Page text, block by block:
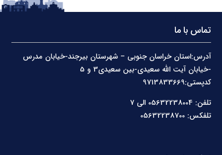
تماس با ما
آدرس:استان خراسان جنوبی – شهرستان بیرجند-خیابان مدرس
کدپستی:9713833669
تلفن: 05632238004 الی 7
تلفکس: 05632238700